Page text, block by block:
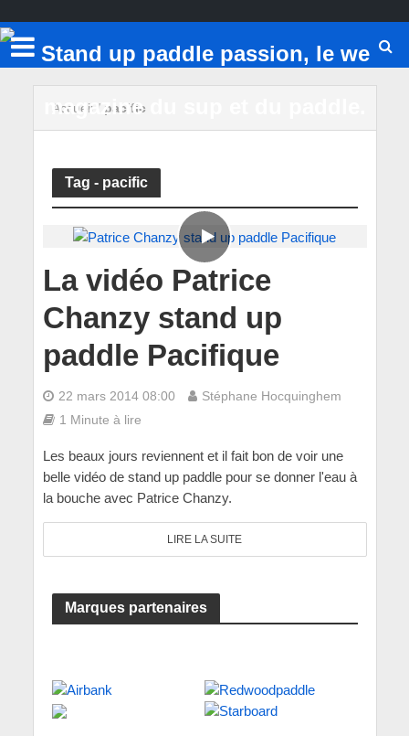
Accueil/ pacific
Tag - pacific
La vidéo Patrice
Chanzy stand up
paddle Pacifique
22 mars 2014 08:00
Stéphane Hocquinghem
1 Minute à lire
Les beaux jours reviennent et il fait bon de voir une
belle vidéo de stand up paddle pour se donner l'eau à
la bouche avec Patrice Chanzy.
LIRE LA SUITE
Marques partenaires